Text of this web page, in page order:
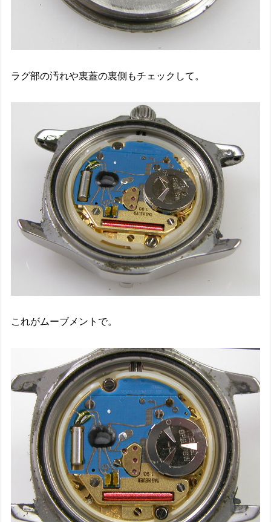
ラグ部の汚れや裏蓋の裏側もチェックして。
これがムーブメントで。